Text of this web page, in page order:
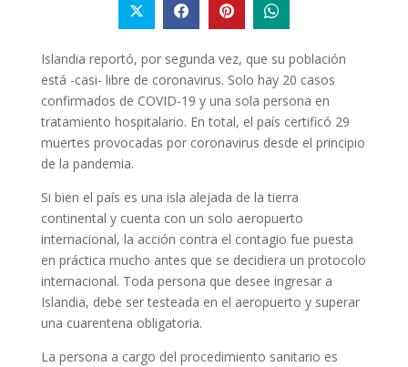
Islandia reportó, por segunda vez, que su población
está -casi- libre de coronavirus. Solo hay 20 casos
confirmados de COVID-19 y una sola persona en
tratamiento hospitalario. En total, el país certificó 29
muertes provocadas por coronavirus desde el principio
de la pandemia.
Si bien el país es una isla alejada de la tierra
continental y cuenta con un solo aeropuerto
internacional, la acción contra el contagio fue puesta
en práctica mucho antes que se decidiera un protocolo
internacional. Toda persona que desee ingresar a
Islandia, debe ser testeada en el aeropuerto y superar
una cuarentena obligatoria.
La persona a cargo del procedimiento sanitario es